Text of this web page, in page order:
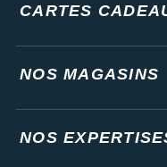
CARTES
NOS MAGASINS
NOS